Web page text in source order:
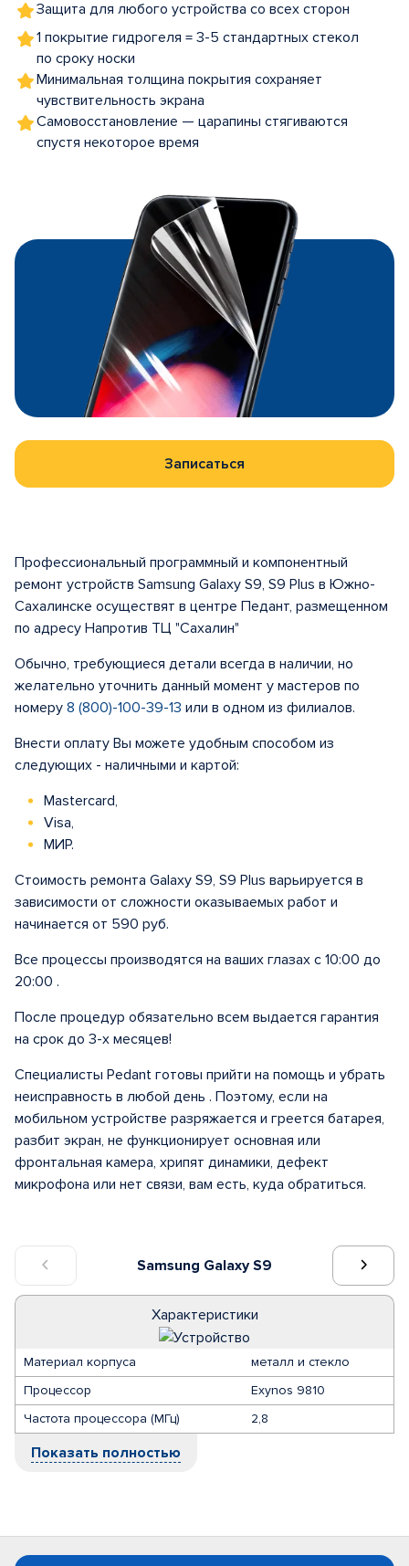
Защита для любого устройства со всех сторон
1 покрытие гидрогеля = 3-5 стандартных стекол
по сроку носки
Минимальная толщина покрытия сохраняет
чувствительность экрана
Самовосстановление — царапины стягиваются
спустя некоторое время
Записаться
Samsung Galaxy S9
Характеристики
Материал корпуса
металл и стекло
Процессор
Exynos 9810
Частота процессора (МГц)
2,8
Показать полностью
Профессиональный программный и компонентный
ремонт устройств Samsung Galaxy S9, S9 Plus в Южно-
Сахалинске осуществят в центре Педант, размещенном
по адресу Напротив ТЦ "Сахалин"
Обычно, требующиеся детали всегда в наличии, но
желательно уточнить данный момент у мастеров по
номеру 8 (800)-100-39-13 или в одном из филиалов.
Внести оплату Вы можете удобным способом из
следующих - наличными и картой:
Mastercard,
Visa,
МИР.
Стоимость ремонта Galaxy S9, S9 Plus варьируется в
зависимости от сложности оказываемых работ и
начинается от 590 руб.
Все процессы производятся на ваших глазах с 10:00 до
20:00 .
После процедур обязательно всем выдается гарантия
на срок до 3-х месяцев!
Специалисты Pedant готовы прийти на помощь и убрать
неисправность в любой день . Поэтому, если на
мобильном устройстве разряжается и греется батарея,
разбит экран, не функционирует основная или
фронтальная камера, хрипят динамики, дефект
микрофона или нет связи, вам есть, куда обратиться.